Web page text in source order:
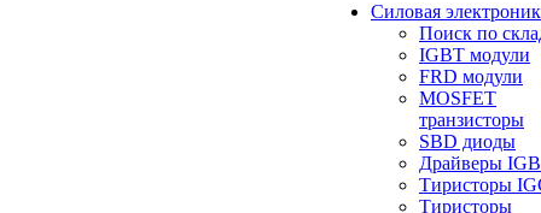
Силовая
Поиск по
IGBT модули
FRD модули
MOSFET
транзисторы
SBD диоды
Драйверы
Тиристоры
Тиристоры